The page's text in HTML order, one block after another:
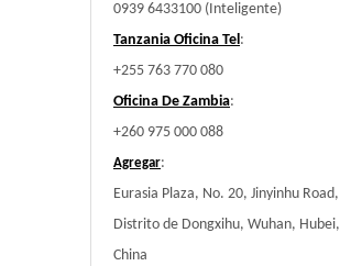
0939 6433100 (Inteligente)
Tanzania Oficina Tel:
+255 763 770 080
Oficina De Zambia:
+260 975 000 088
Agregar:
Eurasia Plaza, No. 20, Jinyinhu Road,
Distrito de Dongxihu, Wuhan, Hubei,
China